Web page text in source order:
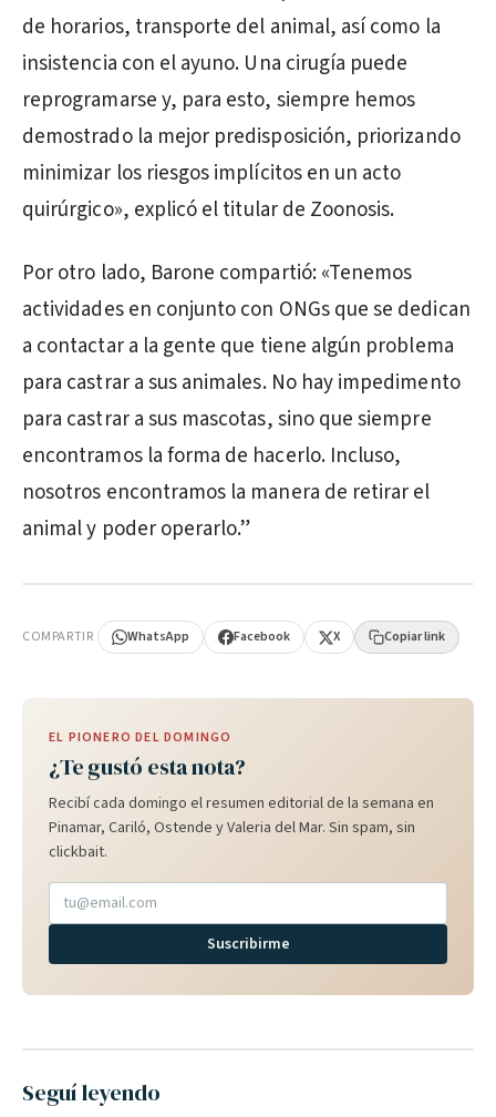
de horarios, transporte del animal, así como la
insistencia con el ayuno. Una cirugía puede
reprogramarse y, para esto, siempre hemos
demostrado la mejor predisposición, priorizando
minimizar los riesgos implícitos en un acto
quirúrgico», explicó el titular de Zoonosis.
Por otro lado, Barone compartió: «Tenemos
actividades en conjunto con ONGs que se dedican
a contactar a la gente que tiene algún problema
para castrar a sus animales. No hay impedimento
para castrar a sus mascotas, sino que siempre
encontramos la forma de hacerlo. Incluso,
nosotros encontramos la manera de retirar el
animal y poder operarlo.”
COMPARTIR WhatsApp Facebook X Copiar link
EL PIONERO DEL DOMINGO
¿Te gustó esta nota?
Recibí cada domingo el resumen editorial de la semana en
Pinamar, Cariló, Ostende y Valeria del Mar. Sin spam, sin
clickbait.
Suscribirme
Seguí leyendo